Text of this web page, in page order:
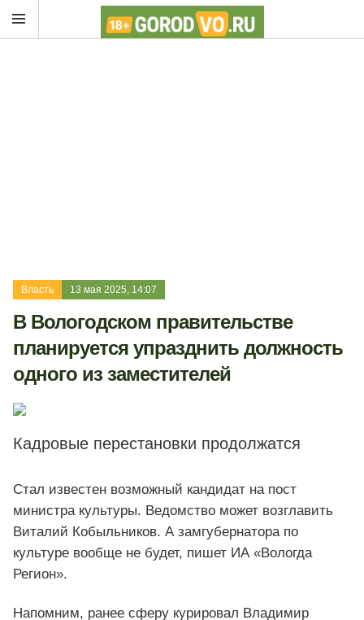
Власть 13 мая 2025, 14:07
В Вологодском правительстве
планируется упразднить должность
одного из заместителей
Кадровые перестановки продолжатся
Стал известен возможный кандидат на пост
министра культуры. Ведомство может возглавить
Виталий Кобыльников. А замгубернатора по
культуре вообще не будет, пишет ИА «Вологда
Регион».
Напомним, ранее сферу курировал Владимир